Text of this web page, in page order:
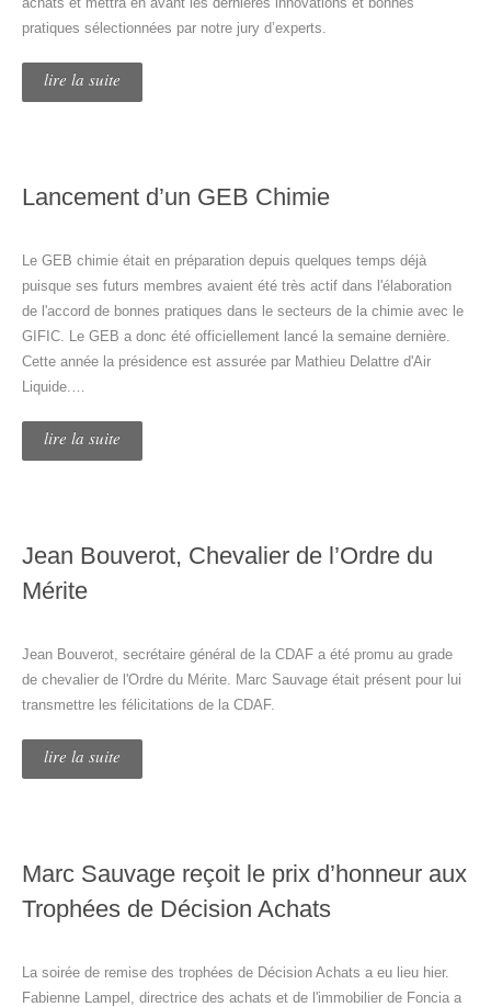
pratiques sélectionnées par notre jury d’experts.
lire la suite
Lancement d’un GEB Chimie
Le GEB chimie était en préparation depuis quelques temps déjà
puisque ses futurs membres avaient été très actif dans l'élaboration
de l'accord de bonnes pratiques dans le secteurs de la chimie avec le
GIFIC. Le GEB a donc été officiellement lancé la semaine dernière.
Cette année la présidence est assurée par Mathieu Delattre d'Air
Liquide.…
lire la suite
Jean Bouverot, Chevalier de l’Ordre du
Mérite
Jean Bouverot, secrétaire général de la CDAF a été promu au grade
de chevalier de l'Ordre du Mérite. Marc Sauvage était présent pour lui
transmettre les félicitations de la CDAF.
lire la suite
Marc Sauvage reçoit le prix d’honneur aux
Trophées de Décision Achats
La soirée de remise des trophées de Décision Achats a eu lieu hier.
Fabienne Lampel, directrice des achats et de l'immobilier de Foncia a